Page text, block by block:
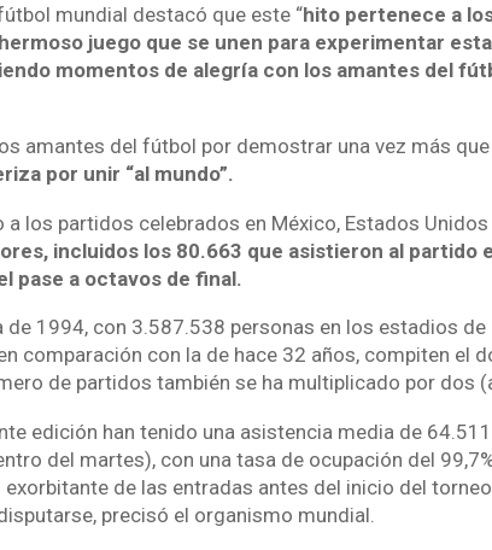
mundial destacó que este “hito pertenece a
juego que se unen para experimentar
momentos de alegría con los amantes del
amantes del fútbol por demostrar una vez más
por unir “al mundo”.
a los partidos celebrados en México, Estados
incluidos los 80.663 que asistieron al partido
pase a octavos de final.
de 1994, con 3.587.538 personas en los estadios de
comparación con la de hace 32 años, compiten el
de partidos también se ha multiplicado por dos
edición han tenido una asistencia media de
del martes), con una tasa de ocupación del
de las entradas antes del inicio del
precisó el organismo mundial.